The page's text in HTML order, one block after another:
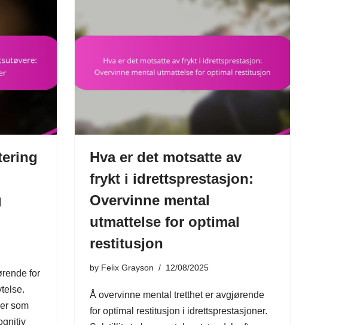
for
som
Hva er det motsatte av
frykt i idrettsprestasjon:
Overvinne mental
utmattelse for optimal
restitusjon
by Felix Grayson 12/08/2025
Å overvinne mental tretthet er avgjørende
for optimal restitusjon i idrettsprestasjoner.